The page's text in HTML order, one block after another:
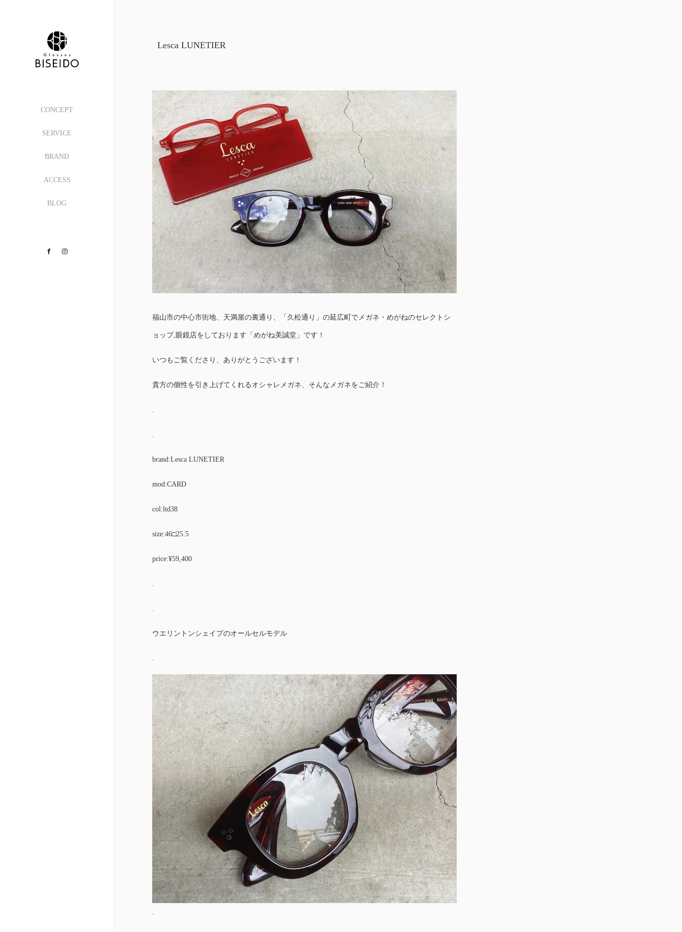
CONCEPT
SERVICE
BRAND
ACCESS
BLOG
Facebook
Lesca LUNETIER
福山市の中心市街地、天満屋の裏通り、「久松通り」の延広町でメガネ・めがねのセレクトシ
ョップ,眼鏡店をしております「めがね美誠堂」です！
いつもご覧くださり、ありがとうございます！
貴方の個性を引き上げてくれるオシャレメガネ、そんなメガネをご紹介！
.
.
brand:Lesca LUNETIER
mod:CARD
col:ltd38
size:46□25.5
price:¥59,400
.
.
ウエリントンシェイプのオールセルモデル
.